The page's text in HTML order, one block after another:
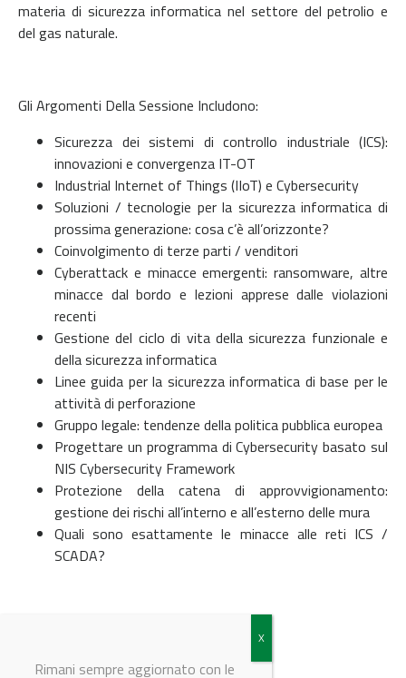
materia di sicurezza informatica nel settore del petrolio e
del gas naturale.
Gli Argomenti Della Sessione Includono:
Sicurezza dei sistemi di controllo industriale (ICS):
innovazioni e convergenza IT-OT
Industrial Internet of Things (IIoT) e Cybersecurity
Soluzioni / tecnologie per la sicurezza informatica di
prossima generazione: cosa c’è all’orizzonte?
Coinvolgimento di terze parti / venditori
Cyberattack e minacce emergenti: ransomware, altre
minacce dal bordo e lezioni apprese dalle violazioni
recenti
Gestione del ciclo di vita della sicurezza funzionale e
della sicurezza informatica
Linee guida per la sicurezza informatica di base per le
attività di perforazione
Gruppo legale: tendenze della politica pubblica europea
Progettare un programma di Cybersecurity basato sul
NIS Cybersecurity Framework
Protezione della catena di approvvigionamento:
gestione dei rischi all’interno e all’esterno delle mura
Quali sono esattamente le minacce alle reti ICS /
SCADA?
Rimani sempre aggiornato con le